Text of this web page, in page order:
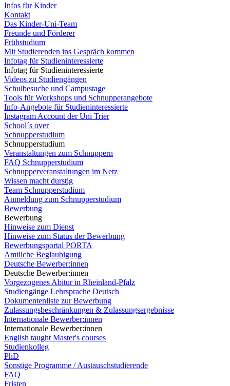
Infos für Kinder
Kontakt
Das Kinder-Uni-Team
Freunde und Förderer
Frühstudium
Mit Studierenden ins Gespräch kommen
Infotag für Studieninteressierte
Infotag für Studieninteressierte
Videos zu Studiengängen
Schulbesuche und Campustage
Tools für Workshops und Schnupperangebote
Info-Angebote für Studieninteressierte
Instagram Account der Uni Trier
School´s over
Schnupperstudium
Schnupperstudium
Veranstaltungen zum Schnuppern
FAQ Schnupperstudium
Schnupperveranstaltungen im Netz
Wissen macht durstig
Team Schnupperstudium
Anmeldung zum Schnupperstudium
Bewerbung
Bewerbung
Hinweise zum Dienst
Hinweise zum Status der Bewerbung
Bewerbungsportal PORTA
Amtliche Beglaubigung
Deutsche Bewerber:innen
Deutsche Bewerber:innen
Vorgezogenes Abitur in Rheinland-Pfalz
Studiengänge Lehrsprache Deutsch
Dokumentenliste zur Bewerbung
Zulassungsbeschränkungen & Zulassungsergebnisse
Internationale Bewerber:innen
Internationale Bewerber:innen
English taught Master's courses
Studienkolleg
PhD
Sonstige Programme / Austauschstudierende
FAQ
Fristen